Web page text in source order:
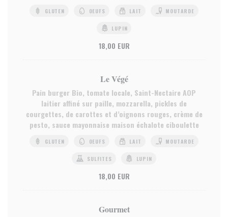
GLUTEN OEUFS LAIT MOUTARDE
LUPIN
18,00 EUR
Le Végé
Pain burger Bio, tomate locale, Saint-Nectaire AOP
laitier affiné sur paille, mozzarella, pickles de
courgettes, de carottes et d’oignons rouges, crème de
pesto, sauce mayonnaise maison échalote ciboulette
GLUTEN OEUFS LAIT MOUTARDE
SULFITES LUPIN
18,00 EUR
Gourmet